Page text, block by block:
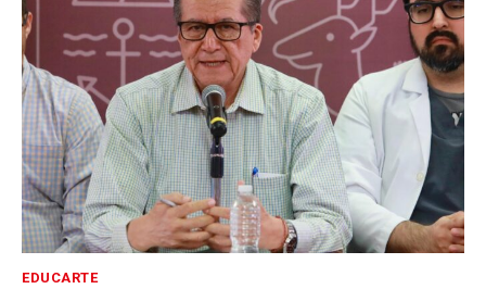
EDUCARTE